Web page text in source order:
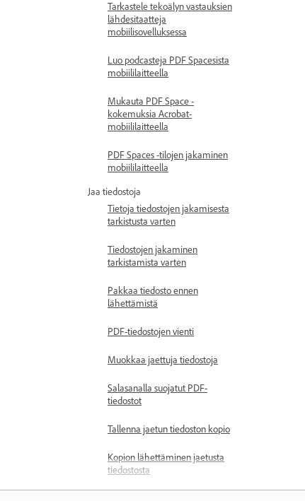
Tarkastele tekoälyn vastauksien
lähdesitaatteja
mobiilisovelluksessa
Luo podcasteja PDF Spacesista
mobiililaitteella
Mukauta PDF Space -
kokemuksia Acrobat-
mobiililaitteella
PDF Spaces -tilojen jakaminen
mobiililaitteella
Jaa tiedostoja
Tietoja tiedostojen jakamisesta
tarkistusta varten
Tiedostojen jakaminen
tarkistamista varten
Pakkaa tiedosto ennen
lähettämistä
PDF-tiedostojen vienti
Muokkaa jaettuja tiedostoja
Salasanalla suojatut PDF-
tiedostot
Tallenna jaetun tiedoston kopio
Kopion lähettäminen jaetusta
tiedostosta